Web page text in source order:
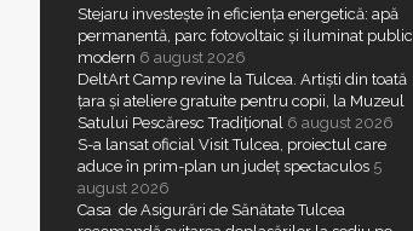
Stejaru investește în eficiența energetică: apă
permanentă, parc fotovoltaic și iluminat public
modern 6 august 2026
DeltArt Camp revine la Tulcea. Artiști din toată
țara și ateliere gratuite pentru copii, la Muzeul
Satului Pescăresc Tradițional 6 august 2026
S-a lansat oficial Visit Tulcea, proiectul care
aduce în prim-plan un județ spectaculos 5
august 2026
Casa de Asigurări de Sănătate Tulcea